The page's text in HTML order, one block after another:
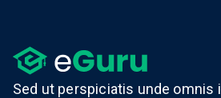
Sed ut perspiciatis unde omnis